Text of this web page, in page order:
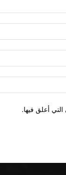
أعلق فيها.